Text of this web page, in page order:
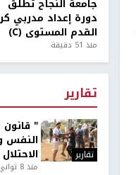
جامعة النجاح تطلق
دورة إعداد مدربي
القدم المستوى (C)
منذ 51 دقيقة
تقارير
تقارير
"
النفس
الاحتلال
منذ 8 ثواني